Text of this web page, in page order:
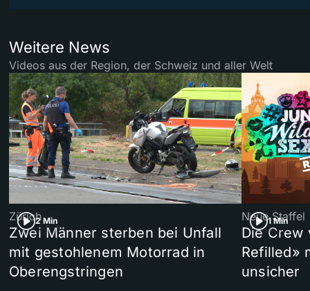
Weitere News
Videos aus der Region, der Schweiz und aller Welt
2 Min
Zürich
Zwei Männer sterben bei Unfall
mit gestohlenem Motorrad in
Oberengstringen
1 Min
Neue Staffel
Die Crew
Refilled»
unsicher